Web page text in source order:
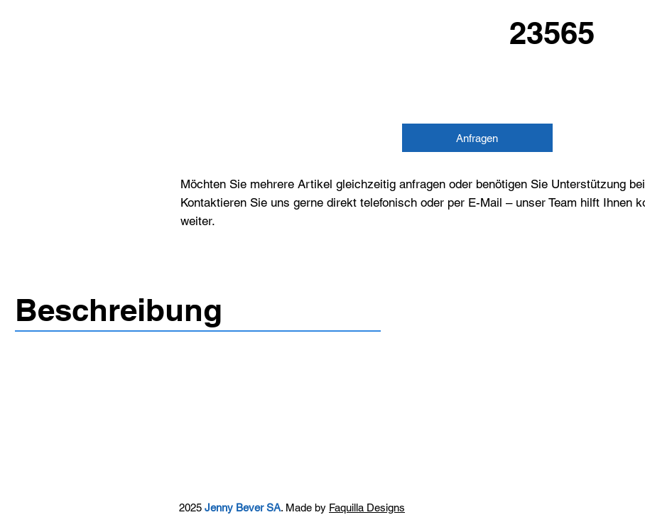
23565
Anfragen
Möchten Sie mehrere Artikel gleichzeitig anfragen oder benötigen Sie Unterstützung
Kontaktieren Sie uns gerne direkt telefonisch oder per E-Mail – unser Team hilft Ihnen
weiter.
Beschreibung
2025 Jenny Bever SA. Made by Faquilla Designs